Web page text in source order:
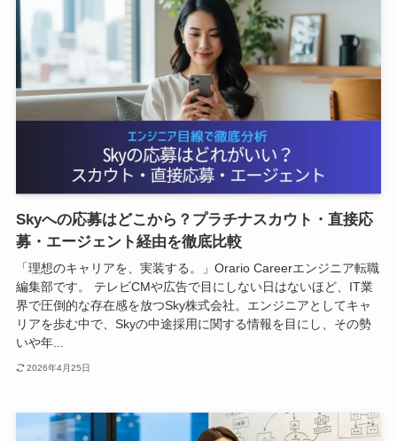
Skyへの応募はどこから？プラチナスカウト・直接応
募・エージェント経由を徹底比較
「理想のキャリアを、実装する。」Orario Careerエンジニア転職
編集部です。 テレビCMや広告で目にしない日はないほど、IT業
界で圧倒的な存在感を放つSky株式会社。エンジニアとしてキャ
リアを歩む中で、Skyの中途採用に関する情報を目にし、その勢
いや年...
2026年4月25日